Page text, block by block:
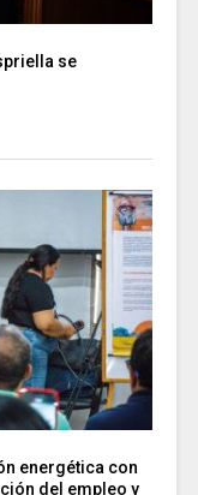
se
energética con
del empleo y